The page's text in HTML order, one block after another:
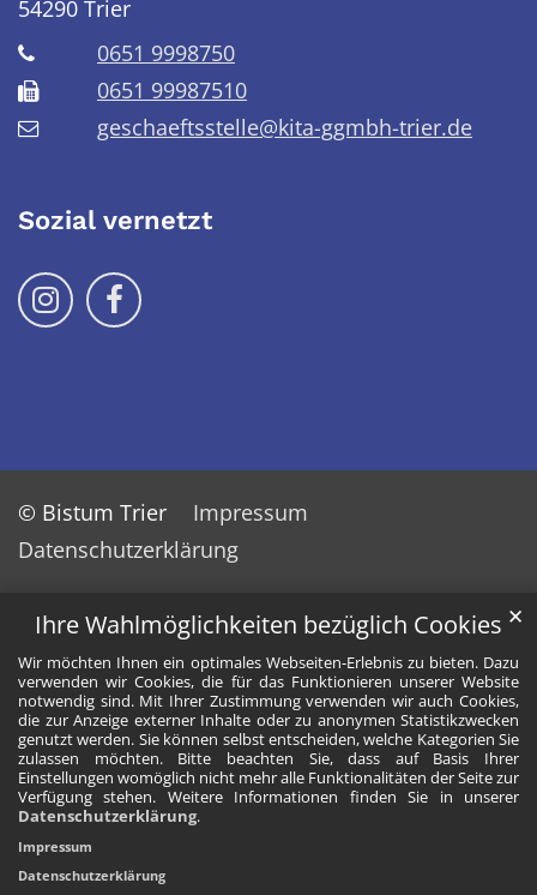
Ihre Wahlmöglichkeiten bezüglich Cookies
Wir möchten Ihnen ein optimales Webseiten-Erlebnis zu bieten. Dazu
verwenden wir Cookies, die für das Funktionieren unserer Website
notwendig sind. Mit Ihrer Zustimmung verwenden wir auch Cookies,
die zur Anzeige externer Inhalte oder zu anonymen Statistikzwecken
genutzt werden. Sie können selbst entscheiden, welche Kategorien Sie
zulassen möchten. Bitte beachten Sie, dass auf Basis Ihrer
Einstellungen womöglich nicht mehr alle Funktionalitäten der Seite zur
Verfügung stehen. Weitere Informationen finden Sie in unserer
Datenschutzerklärung.
✕
Impressum
Datenschutzerklärung
54290 Trier
0651 9998750
0651 99987510
geschaeftsstelle@kita-ggmbh-trier.de
Sozial vernetzt
Folge uns auf Instragram
Folge uns auf Facebook
© Bistum Trier
Impressum
Datenschutzerklärung